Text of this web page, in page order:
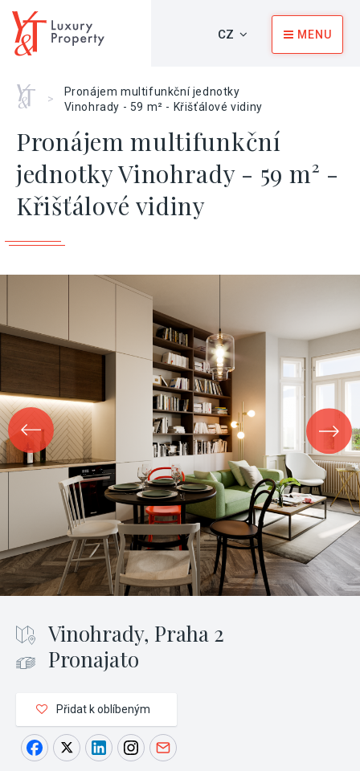
CZ MENU
Home
>
Pronájem multifunkční jednotky
Vinohrady - 59 m² - Křišťálové vidiny
Pronájem multifunkční
jednotky Vinohrady - 59 m² -
Křišťálové vidiny
Vinohrady, Praha 2
Pronajato
Přidat k oblíbeným